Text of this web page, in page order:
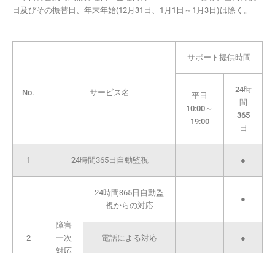
日及びその振替日、年末年始(12月31日、1月1日～1月3日)は除く。
No. サービス名
サポート提供時間
平日
10:00～
19:00
24時
間
365
日
1 24時間365日自動監視 ●
2
障害
一次
対応
24時間365日自動監
視からの対応
●
電話による対応 ●